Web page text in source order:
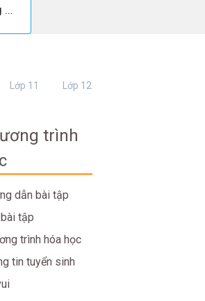
Trả lời câu hỏi Sinh 7 Bài 39 trang 127
Lớp 11 Lớp 12
trình
dẫn bài tập
tập
trình hóa học
tin tuyển sinh